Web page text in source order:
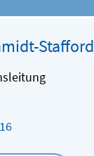
Stafford